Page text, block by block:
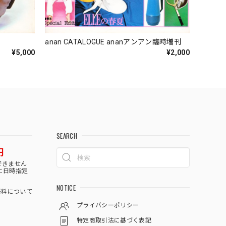
¥5,000
anan CATALOGUE ananアンアン臨時増刊
¥2,000
きません
日時指定
について
SEARCH
NOTICE
プライバシーポリシー
特定商取引法に基づく表記